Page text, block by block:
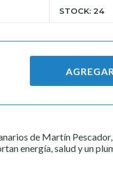
STOCK: 24
de Martín
energía, salud y un